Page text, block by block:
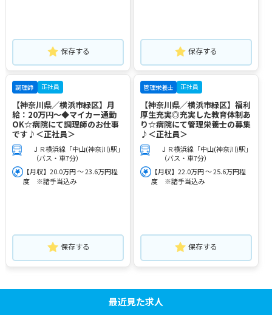
保存する 保存する
調理師 正社員
【神奈川県／横浜市緑区】月
給：20万円～◆マイカー通勤
OK☆病院にて調理師のお仕事
です♪＜正社員＞
ＪＲ横浜線「中山(神奈川)駅」
（バス・車7分）
【月収】20.0万円 ～ 23.6万円程
度 ※諸手当込み
保存する
管理栄養士 正社員
【神奈川県／横浜市緑区】福利
厚生充実◎充実した教育体制あ
り☆病院にて管理栄養士の募集
♪＜正社員＞
ＪＲ横浜線「中山(神奈川)駅」
（バス・車7分）
【月収】22.0万円 ～ 25.6万円程
度 ※諸手当込み
保存する
最近見た求人